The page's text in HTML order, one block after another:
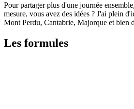
Pour partager plus d'une journée
mesure, vous avez des idées ? J'ai plein
Mont Perdu, Cantabrie, Majorque et bien
Les formules